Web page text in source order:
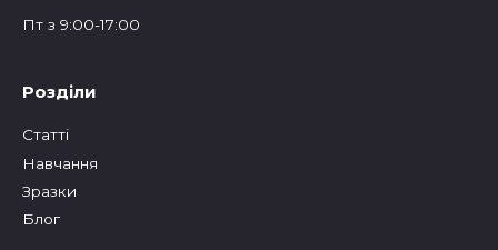
Пт з 9:00-17:00
Розділи
Статтi
Навчання
Зразки
Блог